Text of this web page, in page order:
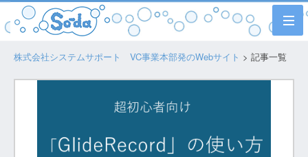
株式会社システムサポート VC事業本部発のWebサイト > 記事一覧